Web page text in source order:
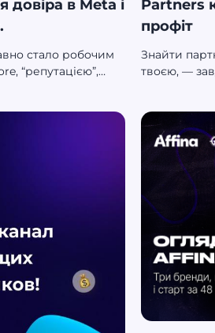
довіра в Meta і
стало робочим
“репутацією”,
зростає частка
що Trust Score
хоча в
оцінює акаунт
які змінюються з
шар у цій системі
майже завжди
вас IP-профіль,
у адрес. Логіка
проксі”, а
і перевірки,
ще до запуску
Partners
профіт
Знайти
твоєю, —
заявивши
акцент
амбітними